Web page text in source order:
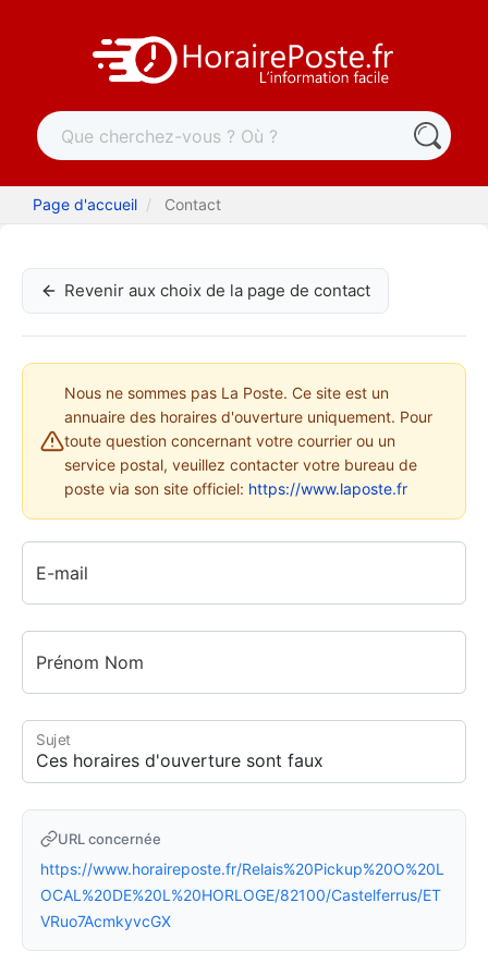
Page d'accueil Contact
Revenir aux choix de la page de contact
Nous ne sommes pas La Poste. Ce site est un
annuaire des horaires d'ouverture uniquement. Pour
toute question concernant votre courrier ou un
service postal, veuillez contacter votre bureau de
poste via son site officiel: https://www.laposte.fr
E-mail
Prénom Nom
Sujet
URL concernée
https://www.horaireposte.fr/Relais%20Pickup%20O%20L
OCAL%20DE%20L%20HORLOGE/82100/Castelferrus/ET
VRuo7AcmkyvcGX